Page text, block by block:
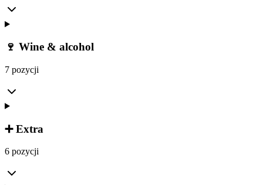
🍷 Wine & alcohol
7 pozycji
➕ Extra
6 pozycji